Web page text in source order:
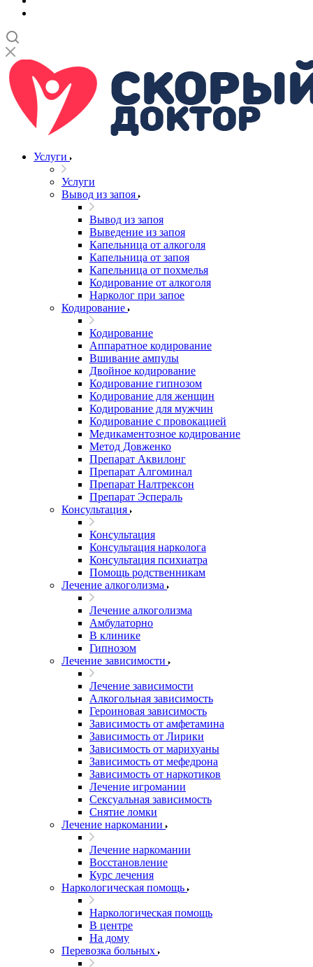
Услуги
Услуги
Вывод из запоя
Вывод из запоя
Выведение из запоя
Капельница от алкоголя
Капельница от запоя
Капельница от похмелья
Кодирование от алкоголя
Нарколог при запое
Кодирование
Кодирование
Аппаратное кодирование
Вшивание ампулы
Двойное кодирование
Кодирование гипнозом
Кодирование для женщин
Кодирование для мужчин
Кодирование с провокацией
Медикаментозное кодирование
Метод Довженко
Препарат Аквилонг
Препарат Алгоминал
Препарат Налтрексон
Препарат Эспераль
Консультация
Консультация
Консультация нарколога
Консультация психиатра
Помощь родственникам
Лечение алкоголизма
Лечение алкоголизма
Амбулаторно
В клинике
Гипнозом
Лечение зависимости
Лечение зависимости
Алкогольная зависимость
Героиновая зависимость
Зависимость от амфетамина
Зависимость от Лирики
Зависимость от марихуаны
Зависимость от мефедрона
Зависимость от наркотиков
Лечение игромании
Сексуальная зависимость
Снятие ломки
Лечение наркомании
Лечение наркомании
Восстановление
Курс лечения
Наркологическая помощь
Наркологическая помощь
В центре
На дому
Перевозка больных